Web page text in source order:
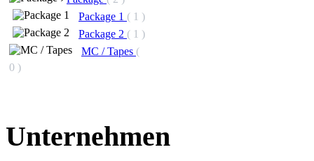
Package 1 ( 1 )
Package 2 ( 1 )
MC / Tapes (
0 )
Unternehmen